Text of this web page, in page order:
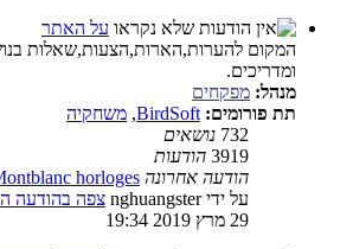
על האתר
המקום להערות,הארות,הצעות,שאלות
ומדריכים.
מנהל: מפקחים
תת פורומים: BirdSoft
, משחקיה
732 נושאים
3919 הודעות
הודעה אחרונה horloges
על ידיnghuangster צפה בהודעה
29 מרץ 2019 19:34